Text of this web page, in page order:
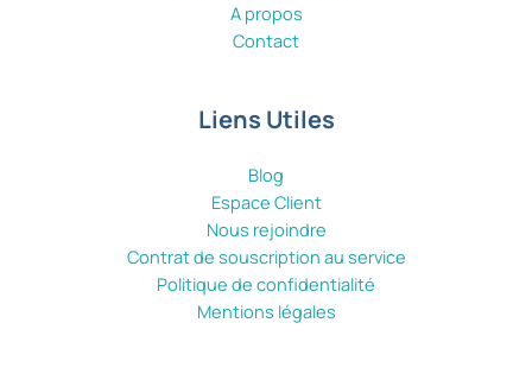
A propos
Contact
Liens Utiles
Blog
Espace Client
Nous rejoindre
Contrat de souscription au service
Politique de confidentialité
Mentions légales